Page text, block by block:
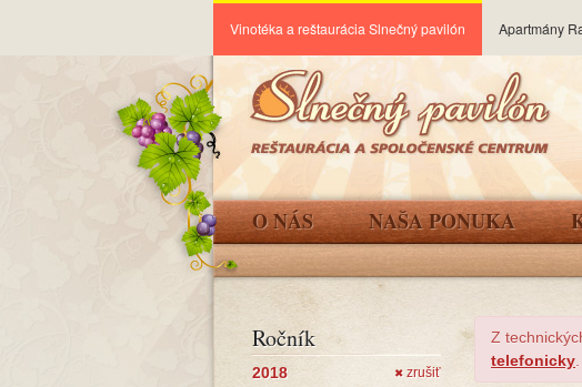
Vinotéka a reštaurácia Slnečný pavilón Apartmány
O NÁS NAŠA PONUKA
Ročník
2018 ✖ zrušiť
Z
telefonicky